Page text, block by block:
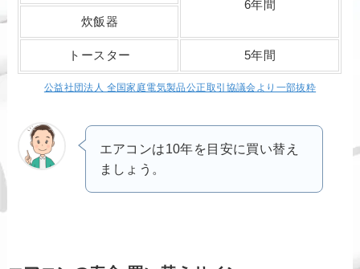
6年間
炊飯器
トースター 5年間
公益社団法人 全国家庭電気製品公正取引協議会より一部抜粋
エアコンは10年を目安に買い替え
ましょう。